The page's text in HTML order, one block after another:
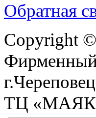
Обратная
Copyright
ТЦ